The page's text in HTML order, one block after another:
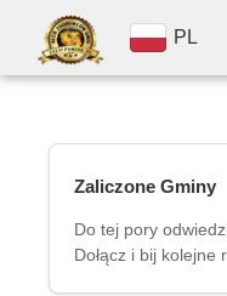
PL
Zaliczone Gminy
Do tej pory
Dołącz i bij kolejne